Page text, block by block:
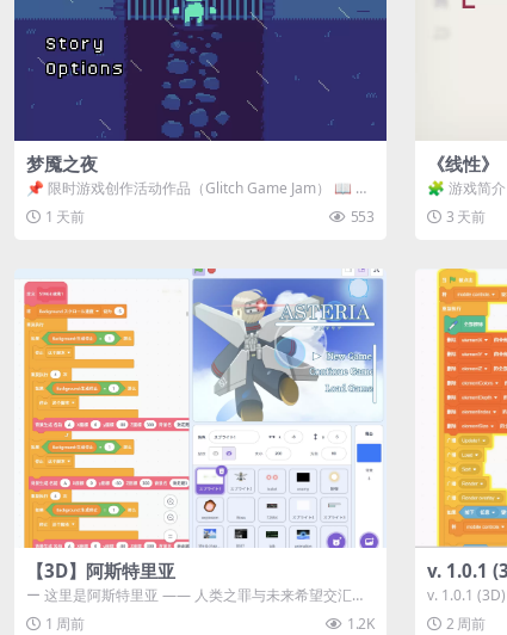
梦魇之夜
📌 限时游戏创作活动作品（Glitch Game Jam） 📖 故
事背景 怪物四...
1 天前 553
《线性》
🧩 游戏简
关卡均可通
3 天前
【3D】阿斯特里亚
ー 这里是阿斯特里亚 —— 人类之罪与未来希望交汇之
地 📖 游戏简介 《阿斯特里...
1 周前 1.2K
v. 1.0.1
v. 1.0.1
2 周前